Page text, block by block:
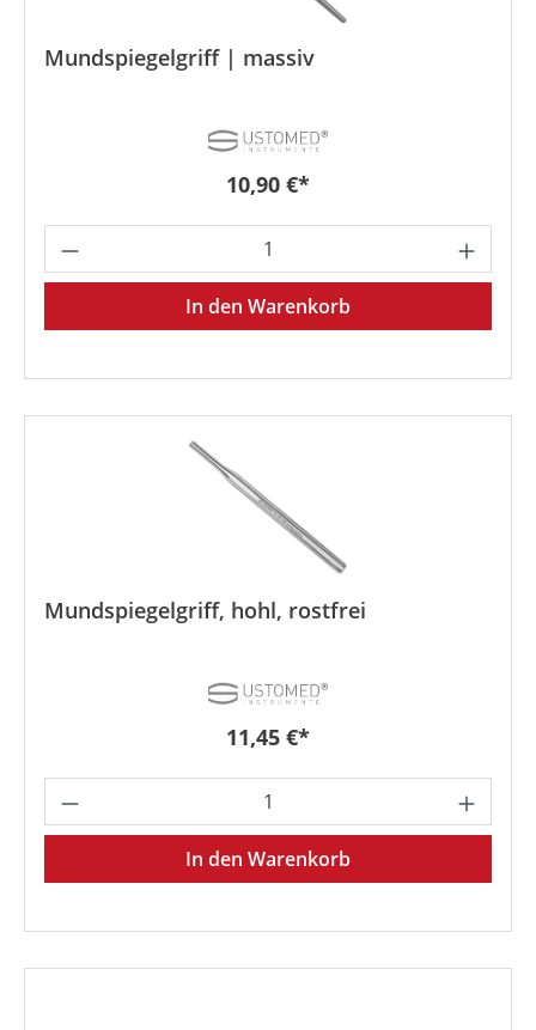
Mundspiegelgriff | massiv
Regulärer Preis:
10,90 €*
Produkt Anzahl: Gib den
In den Warenkorb
Mundspiegelgriff, hohl, rostfrei
Regulärer Preis:
11,45 €*
Produkt Anzahl: Gib den
In den Warenkorb